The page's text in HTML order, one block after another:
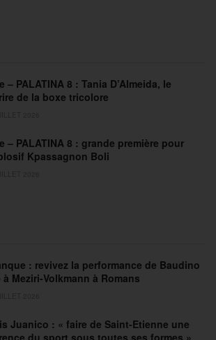
– PALATINA 8 : Tania D’Almeida, le
de la boxe tricolore
– PALATINA 8 : grande première pour
Kpassagnon Boli
: revivez la performance de Baudino
à Meziri-Volkmann à Romans
Juanico : « faire de Saint-Etienne une